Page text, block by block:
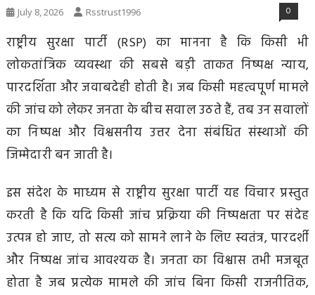
July 8, 2026
Rsstrust1996 0
राष्ट्रीय सुरक्षा पार्टी (RSP) का मानना है कि किसी भी
लोकतांत्रिक व्यवस्था की सबसे बड़ी ताकत निष्पक्ष न्याय,
पारदर्शिता और जवाबदेही होती है। जब किसी महत्वपूर्ण मामले
की जांच को लेकर जनता के बीच सवाल उठते हैं, तब उन सवालों
का निष्पक्ष और विश्वसनीय उत्तर देना संबंधित संस्थाओं की
जिम्मेदारी बन जाती है।
इस संदेश के माध्यम से राष्ट्रीय सुरक्षा पार्टी यह विचार प्रस्तुत
करती है कि यदि किसी जांच प्रक्रिया की निष्पक्षता पर संदेह
उत्पन्न हो जाए, तो सत्य को सामने लाने के लिए स्वतंत्र, पारदर्शी
और निष्पक्ष जांच आवश्यक है। जनता का विश्वास तभी मजबूत
होता है जब प्रत्येक मामले की जांच बिना किसी राजनीतिक,